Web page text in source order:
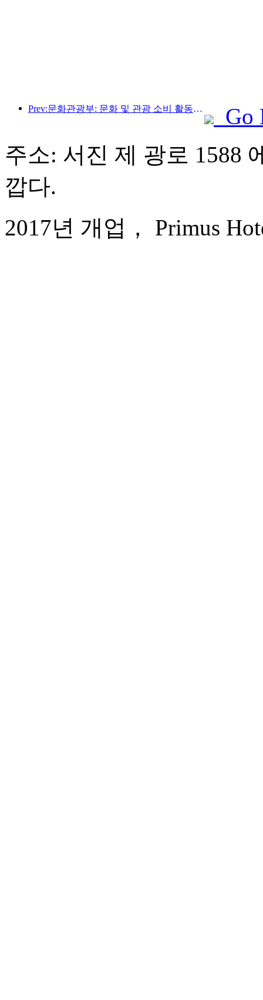
Prev:문화관광부: 문화 및 관광 소비 활동과 여행을 안내하기 위해 수요와 공급 모두에 초점을 맞춥니다.
Go
주소: 서진 제 광로 1588
깝다.
2017년 개업， Primus